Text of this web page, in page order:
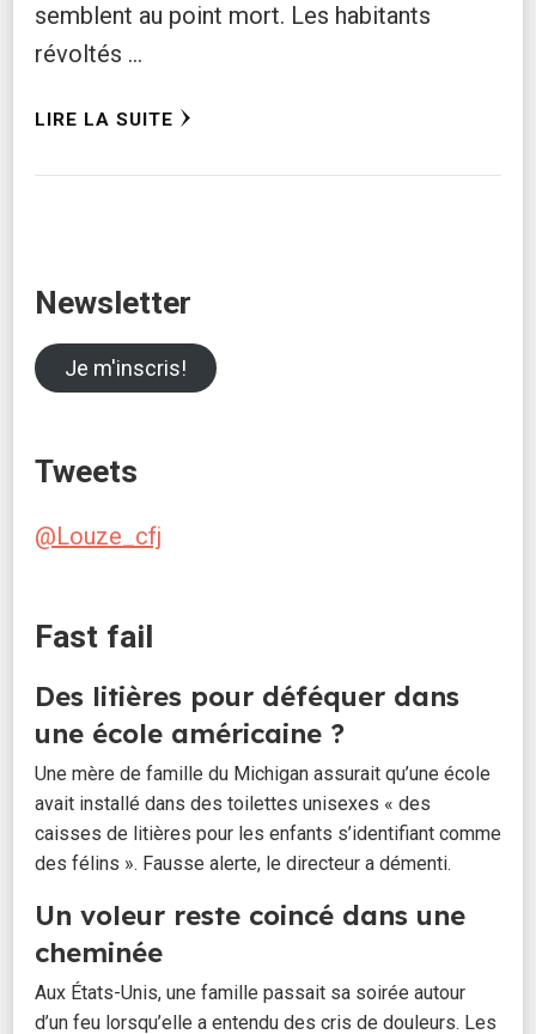
semblent au point mort. Les habitants
révoltés …
LIRE LA SUITE
Newsletter
Je m'inscris!
Tweets
@Louze_cfj
Fast fail
Des litières pour déféquer dans
une école américaine ?
Une mère de famille du Michigan assurait qu’une école
avait installé dans des toilettes unisexes « des
caisses de litières pour les enfants s’identifiant comme
des félins ». Fausse alerte, le directeur a démenti.
Un voleur reste coincé dans une
cheminée
Aux États-Unis, une famille passait sa soirée autour
d’un feu lorsqu’elle a entendu des cris de douleurs. Les